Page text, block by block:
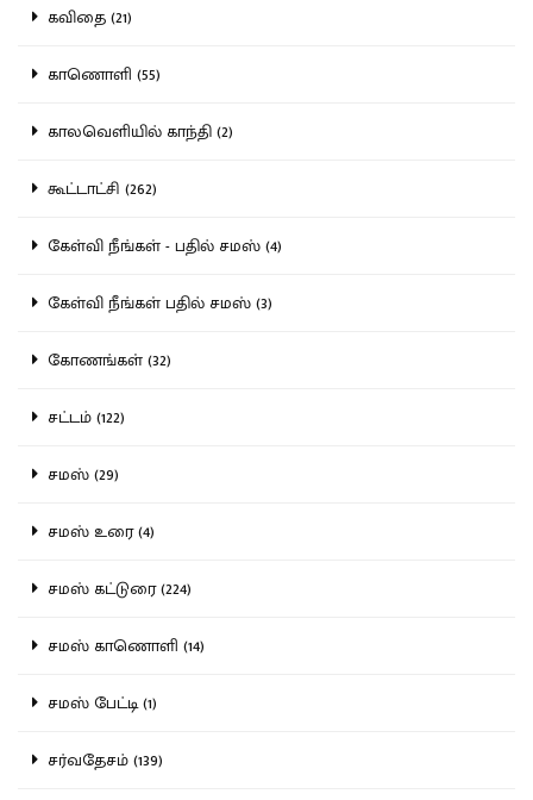
கவிதை (21)
காணொளி (55)
காலவெளியில் காந்தி (2)
கூட்டாட்சி (262)
கேள்வி நீங்கள் - பதில் சமஸ் (4)
கேள்வி நீங்கள் பதில் சமஸ் (3)
கோணங்கள் (32)
சட்டம் (122)
சமஸ் (29)
சமஸ் உரை (4)
சமஸ் கட்டுரை (224)
சமஸ் காணொளி (14)
சமஸ் பேட்டி (1)
சர்வதேசம் (139)